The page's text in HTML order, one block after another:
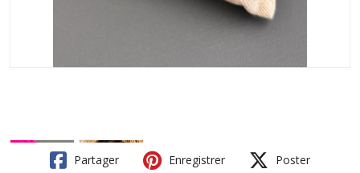
Partager Enregistrer Poster